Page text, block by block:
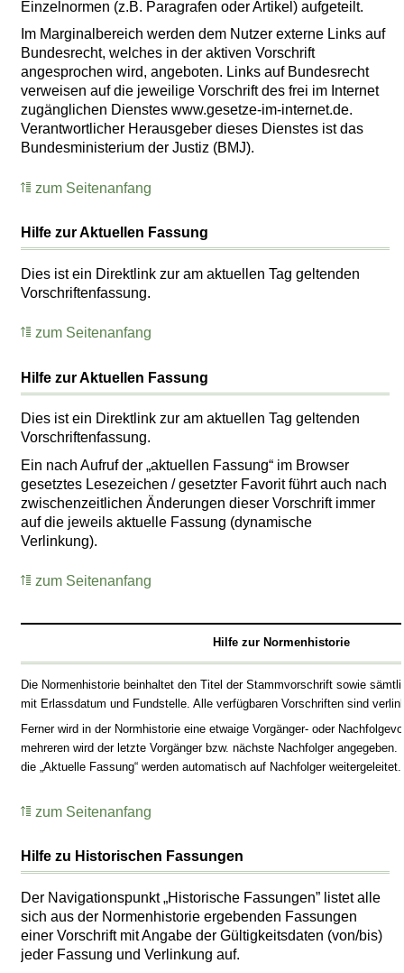
Einzelnormen (z.B. Paragrafen oder Artikel) aufgeteilt.
Im Marginalbereich werden dem Nutzer externe Links auf
Bundesrecht, welches in der aktiven Vorschrift
angesprochen wird, angeboten. Links auf Bundesrecht
verweisen auf die jeweilige Vorschrift des frei im Internet
zugänglichen Dienstes www.gesetze-im-internet.de.
Verantwortlicher Herausgeber dieses Dienstes ist das
Bundesministerium der Justiz (BMJ).
zum Seitenanfang
Hilfe zur Aktuellen Fassung
Dies ist ein Direktlink zur am aktuellen Tag geltenden
Vorschriftenfassung.
zum Seitenanfang
Hilfe zur Aktuellen Fassung
Dies ist ein Direktlink zur am aktuellen Tag geltenden
Vorschriftenfassung.
Ein nach Aufruf der „aktuellen Fassung“ im Browser
gesetztes Lesezeichen / gesetzter Favorit führt auch nach
zwischenzeitlichen Änderungen dieser Vorschrift immer
auf die jeweils aktuelle Fassung (dynamische
Verlinkung).
zum Seitenanfang
Hilfe zur Normenhistorie
Die Normenhistorie beinhaltet den Titel der Stammvorschrift sowie
mit Erlassdatum und Fundstelle. Alle verfügbaren Vorschriften sind
Ferner wird in der Normhistorie eine etwaige Vorgänger- oder
mehreren wird der letzte Vorgänger bzw. nächste Nachfolger angegeben.
die „Aktuelle Fassung“ werden automatisch auf Nachfolger weitergeleitet.
zum Seitenanfang
Hilfe zu Historischen Fassungen
Der Navigationspunkt „Historische Fassungen” listet alle
sich aus der Normenhistorie ergebenden Fassungen
einer Vorschrift mit Angabe der Gültigkeitsdaten (von/bis)
jeder Fassung und Verlinkung auf.